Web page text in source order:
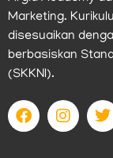
Marketing.
disesuaikan
berbasiskan
(SKKNI).
F
a
c
I
n
s
T
w
i